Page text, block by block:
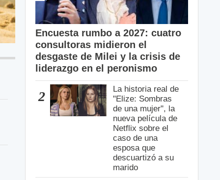
Encuesta rumbo a 2027: cuatro
consultoras midieron el
desgaste de Milei y la crisis de
liderazgo en el peronismo
2
La historia real de
"Elize: Sombras
de una mujer", la
nueva película de
Netflix sobre el
caso de una
esposa que
descuartizó a su
marido